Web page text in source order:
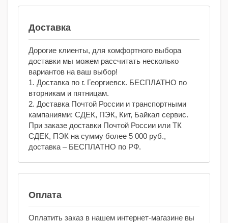
Доставка
Дорогие клиенты, для комфортного выбора
доставки мы можем рассчитать несколько
вариантов на ваш выбор!
1. Доставка по г. Георгиевск. БЕСПЛАТНО по
вторникам и пятницам.
2. Доставка Почтой России и транспортными
кампаниями: СДЕК, ПЭК, Кит, Байкал сервис.
При заказе доставки Почтой России или ТК
СДЕК, ПЭК на сумму более 5 000 руб.,
доставка – БЕСПЛАТНО по РФ.
Оплата
Оплатить заказ в нашем интернет-магазине вы